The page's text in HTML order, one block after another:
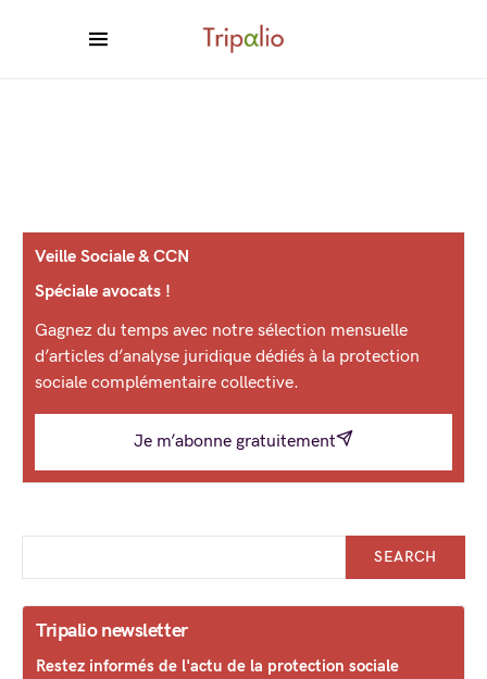
Veille Sociale & CCN
Spéciale avocats !
Gagnez du temps avec notre sélection mensuelle
d’articles d’analyse juridique dédiés à la protection
sociale complémentaire collective.
Je m’abonne gratuitement
SEARCH
Tripalio newsletter
Restez informés de l'actu de la protection sociale